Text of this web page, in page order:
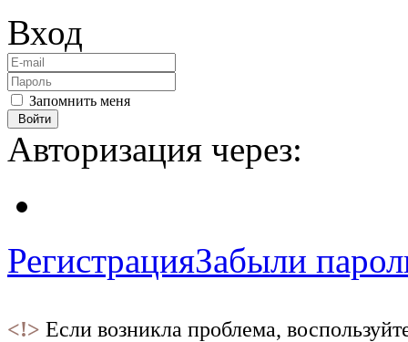
Вход
Запомнить меня
Войти
Авторизация через:
РегистрацияЗабыли
<!> Если возникла проблема,